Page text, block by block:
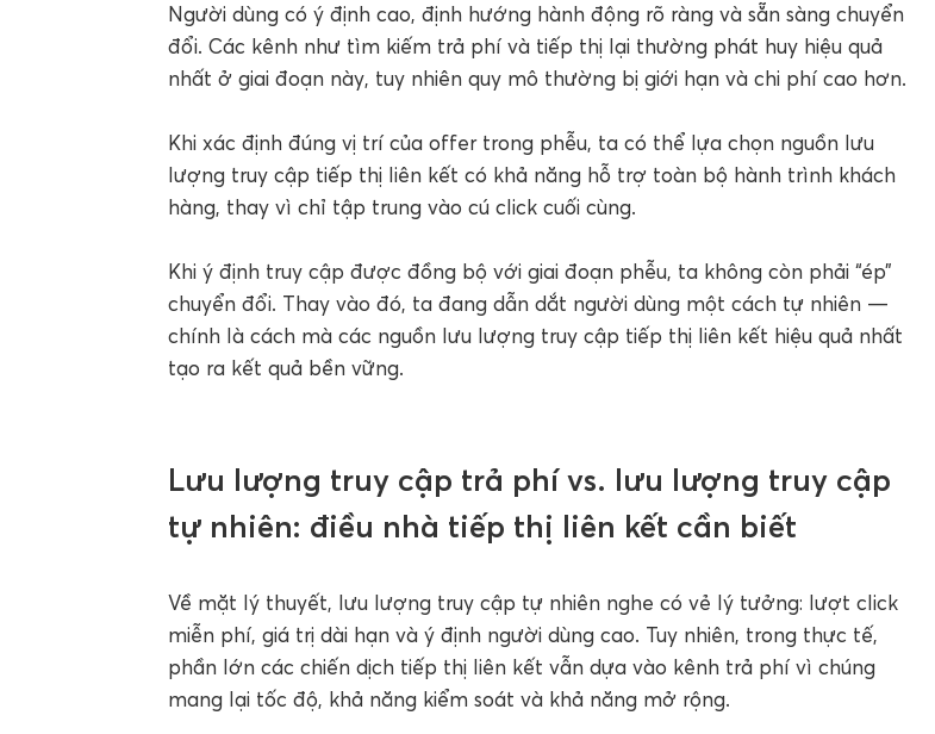
Người dùng có ý định cao, định hướng hành động rõ ràng và sẵn sàng chuyển
đổi. Các kênh như tìm kiếm trả phí và tiếp thị lại thường phát huy hiệu quả
nhất ở giai đoạn này, tuy nhiên quy mô thường bị giới hạn và chi phí cao hơn.
Khi xác định đúng vị trí của offer trong phễu, ta có thể lựa chọn nguồn lưu
lượng truy cập tiếp thị liên kết có khả năng hỗ trợ toàn bộ hành trình khách
hàng, thay vì chỉ tập trung vào cú click cuối cùng.
Khi ý định truy cập được đồng bộ với giai đoạn phễu, ta không còn phải “ép”
chuyển đổi. Thay vào đó, ta đang dẫn dắt người dùng một cách tự nhiên —
chính là cách mà các nguồn lưu lượng truy cập tiếp thị liên kết hiệu quả nhất
tạo ra kết quả bền vững.
Lưu lượng truy cập trả phí vs. lưu lượng truy cập
tự nhiên: điều nhà tiếp thị liên kết cần biết
Về mặt lý thuyết, lưu lượng truy cập tự nhiên nghe có vẻ lý tưởng: lượt click
miễn phí, giá trị dài hạn và ý định người dùng cao. Tuy nhiên, trong thực tế,
phần lớn các chiến dịch tiếp thị liên kết vẫn dựa vào kênh trả phí vì chúng
mang lại tốc độ, khả năng kiểm soát và khả năng mở rộng.